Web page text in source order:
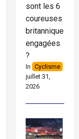
sont les 6
coureuses
britanniques
engagées
?
In Cyclisme
juillet 31,
2026